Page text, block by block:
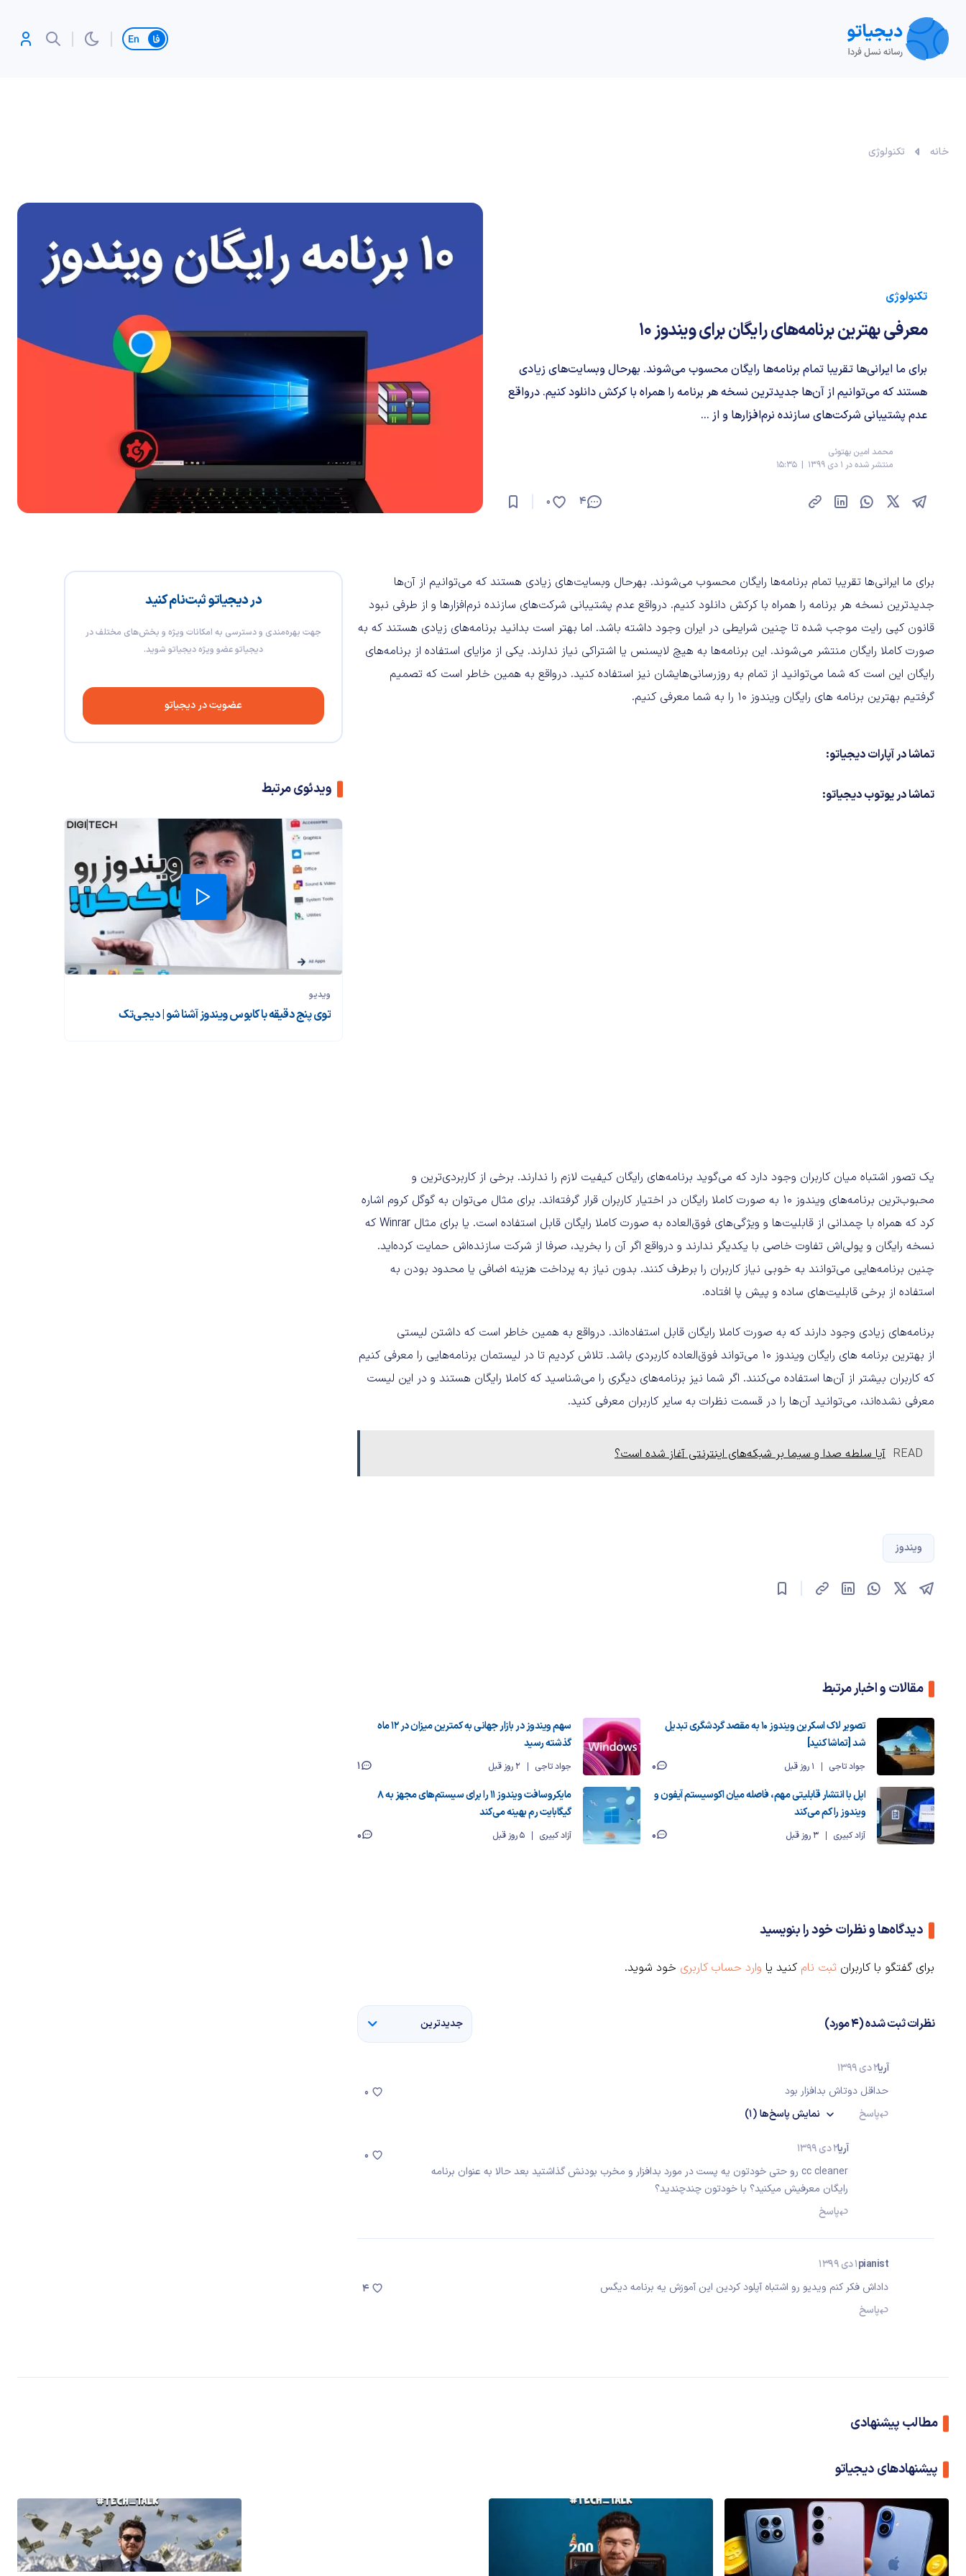
تغییر زبان تکنولوژی خودرو
خانه تکنولوژی
تکنولوژی
معرفی بهترین برنامه‌های رایگان برای ویندوز ۱۰
برای ما ایرانی‌ها تقریبا تمام برنامه‌ها رایگان محسوب می‌شوند. بهرحال وبسایت‌های زیادی
هستند که می‌توانیم از آن‌ها جدیدترین نسخه هر برنامه را همراه با کرکش دانلود کنیم. درواقع
عدم پشتیبانی شرکت‌های سازنده نرم‌افزارها و از ...
محمد امین بهتوئی
منتشر شده در 1 دی 1399 | 15:35
4
0
در دیجیاتو ثبت‌نام کنید
جهت بهره‌مندی و دسترسی به امکانات ویژه و بخش‌های مختلف در
دیجیاتو عضو ویژه دیجیاتو شوید.
عضویت در دیجیاتو
ویدئوی مرتبط
ویدیو
توی پنج دقیقه با کابوس ویندوز آشنا شو | دیجی‌تک
برای ما ایرانی‌ها تقریبا تمام برنامه‌ها رایگان محسوب می‌شوند. بهرحال وبسایت‌های زیادی هستند که می‌توانیم از آن‌ها
جدیدترین نسخه هر برنامه را همراه با کرکش دانلود کنیم. درواقع عدم پشتیبانی شرکت‌های سازنده نرم‌افزارها و از طرفی نبود
قانون کپی رایت موجب شده تا چنین شرایطی در ایران وجود داشته باشد. اما بهتر است بدانید برنامه‌های زیادی هستند که به
صورت کاملا رایگان منتشر می‌شوند. این برنامه‌ها به هیچ لایسنس یا اشتراکی نیاز ندارند. یکی از مزایای استفاده از برنامه‌های
رایگان این است که شما می‌توانید از تمام به روزرسانی‌هایشان نیز استفاده کنید. درواقع به همین خاطر است که تصمیم
گرفتیم بهترین برنامه های رایگان ویندوز ۱۰ را به شما معرفی کنیم.
تماشا در آپارات دیجیاتو:
تماشا در یوتوب دیجیاتو:
یک تصور اشتباه میان کاربران وجود دارد که می‌گوید برنامه‌های رایگان کیفیت لازم را ندارند. برخی از کاربردی‌ترین و
محبوب‌ترین برنامه‌های ویندوز ۱۰ به صورت کاملا رایگان در اختیار کاربران قرار گرفته‌اند. برای مثال می‌توان به گوگل کروم اشاره
کرد که همراه با چمدانی از قابلیت‌ها و ویژگی‌های فوق‌العاده به صورت کاملا رایگان قابل استفاده است. یا برای مثال Winrar که
نسخه رایگان و پولی‌اش تفاوت خاصی با یکدیگر ندارند و درواقع اگر آن را بخرید، صرفا از شرکت سازنده‌اش حمایت کرده‌اید.
چنین برنامه‌هایی می‌توانند به خوبی نیاز کاربران را برطرف کنند. بدون نیاز به پرداخت هزینه‌ اضافی یا محدود بودن به
استفاده از برخی قابلیت‌های ساده و پیش پا افتاده.
برنامه‌های زیادی وجود دارند که به صورت کاملا رایگان قابل استفاده‌اند. درواقع به همین خاطر است که داشتن لیستی
از بهترین برنامه های رایگان ویندوز ۱۰ می‌تواند فوق‌العاده کاربردی باشد. تلاش کردیم تا در لیستمان برنامه‌هایی را معرفی کنیم
که کاربران بیشتر از آن‌ها استفاده می‌کنند. اگر شما نیز برنامه‌های دیگری را می‌شناسید که کاملا رایگان هستند و در این لیست
معرفی نشده‌اند، می‌توانید آن‌ها را در قسمت نظرات به سایر کاربران معرفی کنید.
READ آیا سلطه صدا و سیما بر شبکه‌های اینترنتی آغاز شده است؟
ویندوز
مقالات و اخبار مرتبط
تصویر لاک اسکرین ویندوز ۱۰ به مقصد گردشگری تبدیل
شد [تماشا کنید]
جواد تاجی 1 روز قبل 0
سهم ویندوز در بازار جهانی به کمترین میزان در ۱۲ ماه
گذشته رسید
جواد تاجی 2 روز قبل
1
اپل با انتشار قابلیتی مهم، فاصله میان اکوسیستم آیفون و
ویندوز را کم می‌‌کند
آزاد کبیری 3 روز قبل 0
مایکروسافت ویندوز ۱۱ را برای سیستم‌های مجهز به ۸
گیگابایت رم بهینه می‌کند
آزاد کبیری 5 روز قبل 0
دیدگاه‌ها و نظرات خود را بنویسید
برای گفتگو با کاربران ثبت نام کنید یا وارد حساب کاربری خود شوید.
نظرات ثبت شده (4 مورد) جدیدترین
آریا2 دی 1399
حداقل دوتاش بدافزار بود
پاسخ
نمایشپاسخ‌ها(1)
0
آریا2 دی 1399
cc cleaner رو حتی خودتون یه پست در مورد بدافزار و مخرب بودنش گذاشتید بعد حالا به عنوان برنامه
رایگان معرفیش میکنید؟ با خودتون چندچندید؟
پاسخ
0
pianist1 دی 1399
داداش فکر کنم ویدیو رو اشتباه آپلود کردین این آموزش یه برنامه دیگس
پاسخ
4
مطالب پیشنهادی
پیشنهادهای دیجیاتو